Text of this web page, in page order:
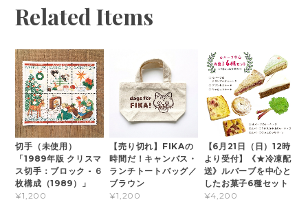
Related Items
切手（未使用）
「1989年版 クリスマ
ス切手：ブロック - ６
枚構成（1989）」
¥1,200
【売り切れ】FIKAの
時間だ！キャンバス・
ランチトートバッグ／
ブラウン
¥1,200
【6月21日（日）12時
より受付】《★冷凍配
送》ルバーブを中心と
したお菓子6種セット
¥4,200